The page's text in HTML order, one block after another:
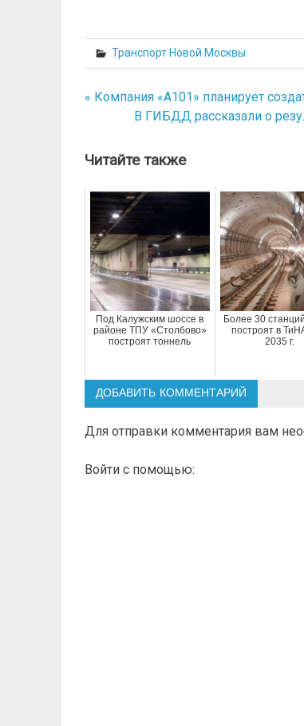
Транспорт Новой Москвы
Навигация
записям
« Компания «А101» планирует
В ГИБДД рассказали о
Читайте также
Под Калужским шоссе в
районе ТПУ «Столбово»
построят тоннель
Более 30
построят в
2035 г.
ДОБАВИТЬ КОММЕНТАРИЙ
Для отправки комментария вам
Войти с помощью: